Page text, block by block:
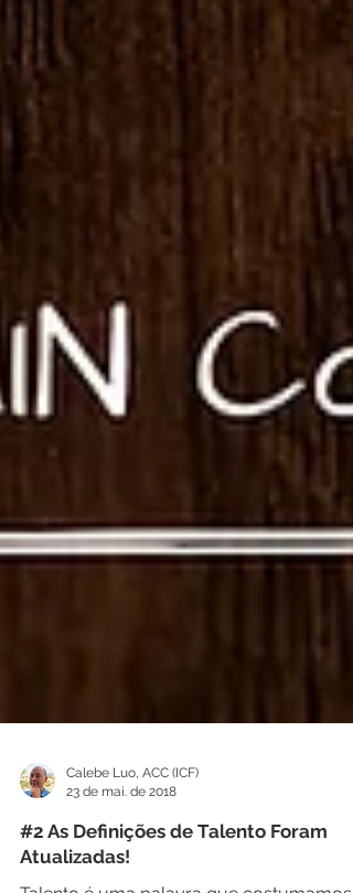
Calebe Luo, ACC (ICF)
23 de mai. de 2018
#2 As Definições de Talento Foram